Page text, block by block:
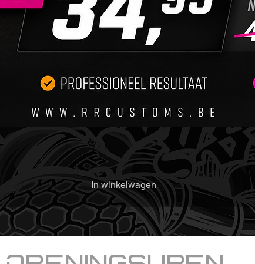
Voor
het
1.
3.
ervoor
1.
het
In winkelwagen